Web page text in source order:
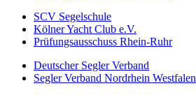
SCV Segelschule
Kölner Yacht Club e.V.
Prüfungsausschuss Rhein-Ruhr
Deutscher Segler Verband
Segler Verband Nordrhein Westfalen